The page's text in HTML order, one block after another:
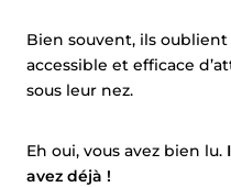
Bien souvent, ils
accessible et efficace
sous leur nez.
Eh oui, vous avez bien lu.
avez déjà !